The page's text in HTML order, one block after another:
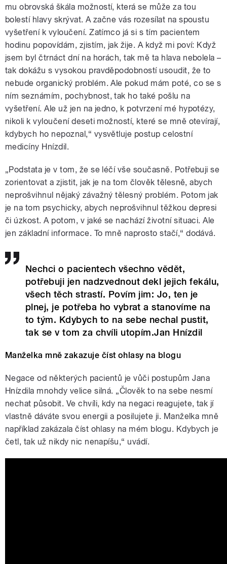
mu obrovská škála možností, která se může za tou
bolestí hlavy skrývat. A začne vás rozesílat na spoustu
vyšetření k vyloučení. Zatímco já si s tím pacientem
hodinu popovídám, zjistím, jak žije. A když mi poví: Když
jsem byl čtrnáct dní na horách, tak mě ta hlava nebolela –
tak dokážu s vysokou pravděpodobností usoudit, že to
nebude organický problém. Ale pokud mám poté, co se s
ním seznámím, pochybnost, tak ho také pošlu na
vyšetření. Ale už jen na jedno, k potvrzení mé hypotézy,
nikoli k vyloučení deseti možností, které se mně otevírají,
kdybych ho nepoznal,“ vysvětluje postup celostní
medicíny Hnízdil.
„Podstata je v tom, že se léčí vše současně. Potřebuji se
zorientovat a zjistit, jak je na tom člověk tělesně, abych
neprošvihnul nějaký závažný tělesný problém. Potom jak
je na tom psychicky, abych neprošvihnul těžkou depresi
či úzkost. A potom, v jaké se nachází životní situaci. Ale
jen základní informace. To mně naprosto stačí,“ dodává.
Nechci o pacientech všechno vědět,
potřebuji jen nadzvednout dekl jejich fekálu,
všech těch strastí. Povím jim: Jo, ten je
plnej, je potřeba ho vybrat a stanovíme na
to tým. Kdybych to na sebe nechal pustit,
tak se v tom za chvíli utopím.Jan Hnízdil
Manželka mně zakazuje číst ohlasy na blogu
Negace od některých pacientů je vůči postupům Jana
Hnízdila mnohdy velice silná. „Člověk to na sebe nesmí
nechat působit. Ve chvíli, kdy na negaci reagujete, tak jí
vlastně dáváte svou energii a posilujete ji. Manželka mně
například zakázala číst ohlasy na mém blogu. Kdybych je
četl, tak už nikdy nic nenapíšu,“ uvádí.